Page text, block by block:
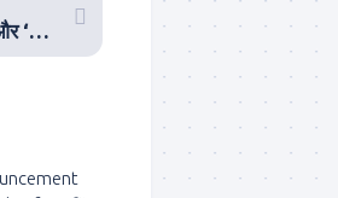
क्या हम ‘अतिथि देवो भवः’ और ‘वसुधैव कुटुम्बकम्’ का असली अर्थ जान पाए हैं?